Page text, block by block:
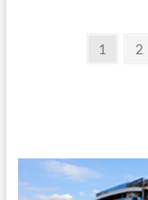
erradicar
Paginación
Página
1 2